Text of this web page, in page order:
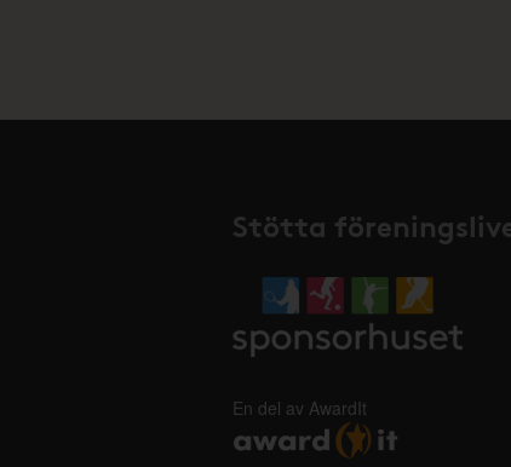
Stötta
En del av AwardIt